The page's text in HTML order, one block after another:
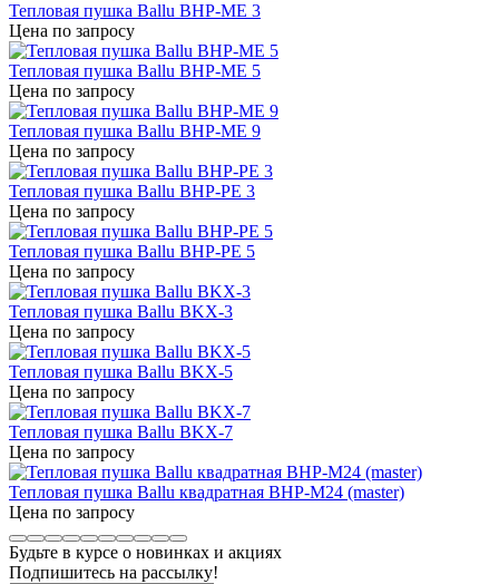
Тепловая пушка Ballu BHP-ME 3
Цена по запросу
Тепловая пушка Ballu BHP-ME 5
Цена по запросу
Тепловая пушка Ballu BHP-ME 9
Цена по запросу
Тепловая пушка Ballu BHP-PE 3
Цена по запросу
Тепловая пушка Ballu BHP-PE 5
Цена по запросу
Тепловая пушка Ballu BKX-3
Цена по запросу
Тепловая пушка Ballu BKX-5
Цена по запросу
Тепловая пушка Ballu BKX-7
Цена по запросу
Тепловая пушка Ballu квадратная BHP-M24 (master)
Цена по запросу
Будьте в курсе о новинках и акциях
Подпишитесь на рассылкy!